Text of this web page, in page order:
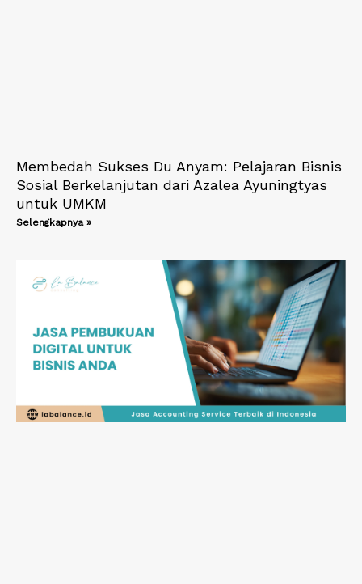
Membedah Sukses Du Anyam: Pelajaran Bisnis
Sosial Berkelanjutan dari Azalea Ayuningtyas
untuk UMKM
Selengkapnya »